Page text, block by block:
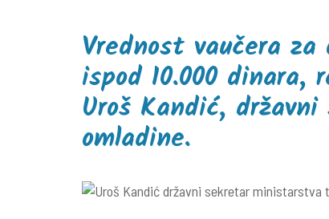
Vrednost vaučera
ispod 10.000
Uroš Kandić,
omladine.